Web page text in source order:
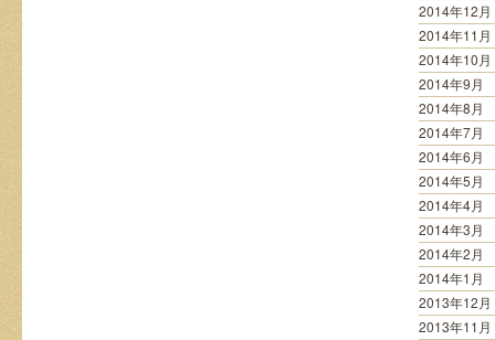
2014年12月
2014年11月
2014年10月
2014年9月
2014年8月
2014年7月
2014年6月
2014年5月
2014年4月
2014年3月
2014年2月
2014年1月
2013年12月
2013年11月